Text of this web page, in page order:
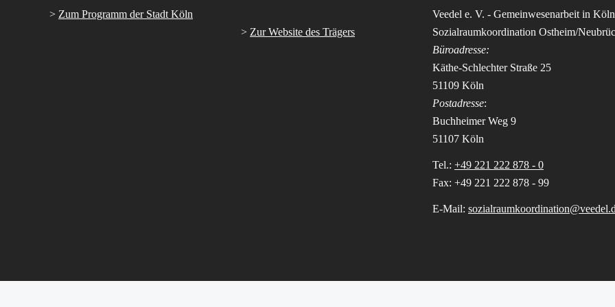
> Zum Programm der Stadt Köln
> Zur Website des Trägers
Veedel e. V. - Gemeinwesenarbeit in Köln
Sozialraumkoordination Ostheim/
Büroadresse:
Käthe-Schlechter Straße 25
51109 Köln
Postadresse:
Buchheimer Weg 9
51107 Köln
Tel.: +49 221 222 878 - 0
Fax: +49 221 222 878 - 99
E-Mail: